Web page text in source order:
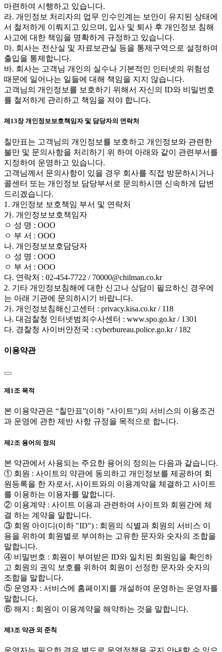
마련하여 시행하고 있습니다.
라. 개인정보 처리자의 업무 인수인계는 보안이 유지된 상태에
서 철저하게 이뤄지고 있으며, 입사 및 퇴사 후 개인정보 침해
사고에 대한 책임을 명확하게 규정하고 있습니다.
마. 회사는 전산실 및 자료보관실 등을 통제구역으로 설정하여
출입을 통제합니다.
바. 회사는 고객님 개인의 실수나 기본적인 인터넷의 위험성
때문에 일어나는 일들에 대해 책임을 지지 않습니다.
고객님의 개인정보를 보호하기 위해서 자신의 ID와 비밀번호
를 철저하게 관리하고 책임을 져야 합니다.
제13장 개인정보보호책임자 및 담당자의 연락처
칠만표는 고객님의 개인정보를 보호하고 개인정보와 관련한
불만 및 문의사항을 처리하기 위 하여 아래와 같이 관련부서를
지정하여 운영하고 있습니다.
고객님께서 문의사항이 있을 경우 회사를 직접 방문하시거나
콜센터 또는 개인정보 담당부서로 문의하시면 신속하게 답변
드리겠습니다.
1. 개인정보 보호책임 부서 및 연락처
가. 개인정보보호책임자
ㅇ 성 명 : OOO
ㅇ 부 서 : OOO
나. 개인정보보호담당자
ㅇ 성 명 : OOO
ㅇ 부 서 : OOO
다. 연락처 : 02-454-7722 / 70000@chilman.co.kr
2. 기타 개인정보침해에 대한 신고나 상담이 필요하신 경우에
는 아래 기관에 문의하시기 바랍니다.
가. 개인정보침해신고센터 : privacy.kisa.co.kr / 118
나. 대검찰청 인터넷범죄수사센터 : www.spo.go.kr / 1301
다. 경찰청 사이버안전국 : cyberbureau.police.go.kr / 182
이용약관
제1조 목적
본 이용약관은 “칠만표”(이하 "사이트")의 서비스의 이용조건
과 운영에 관한 제반 사항 규정을 목적으로 합니다.
제2조 용어의 정의
본 약관에서 사용되는 주요한 용어의 정의는 다음과 같습니다.
① 회원 : 사이트의 약관에 동의하고 개인정보를 제공하여 회
원등록을 한 자로서, 사이트와의 이용계약을 체결하고 사이트
를 이용하는 이용자를 말합니다.
② 이용계약 : 사이트 이용과 관련하여 사이트와 회원간에 체
결 하는 계약을 말합니다.
③ 회원 아이디(이하 "ID") : 회원의 식별과 회원의 서비스 이
용을 위하여 회원별로 부여하는 고유한 문자와 숫자의 조합을
말합니다.
④ 비밀번호 : 회원이 부여받은 ID와 일치된 회원임을 확인하
고 회원의 권익 보호를 위하여 회원이 선정한 문자와 숫자의
조합을 말합니다.
⑤ 운영자 : 서비스에 홈페이지를 개설하여 운영하는 운영자를
말합니다.
⑥ 해지 : 회원이 이용계약을 해약하는 것을 말합니다.
제3조 약관 외 준칙
운영자는 필요한 경우 별도로 운영정책을 공지 안내할 수 있으